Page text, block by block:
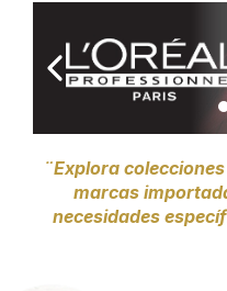
¨Explora
marcas
necesidades